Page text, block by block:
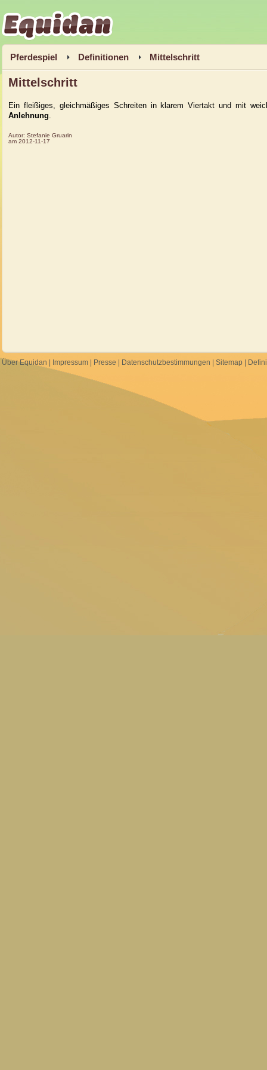
Equidan
Pferdespiel Definitionen Mittelschritt
Mittelschritt
Ein fleißiges, gleichmäßiges Schreiten in klarem Viertakt und mit
Anlehnung.
Autor: Stefanie Gruarin
am 2012-11-17
Über Equidan Impressum Presse Datenschutzbestimmungen Sitemap